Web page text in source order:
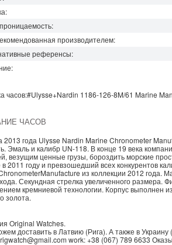
:
производителем:
референсы:
часов:#Ulysse+Nardin 1186-126-8M/61 Marine
ЧАСОВ
2013 года Ulysse Nardin Marine Chronometer
Эмаль и калибр UN-118. В конце 19 века
везущим ценные грузы, бороздить морские
в 2011 году и превзошедший всех конкурентов
из коллекции 2012
Секундная стрелка увеличенного размера.
кремниевой технологии. Корпус выполнен
золота.
Original Watches.
доставить в Латвию (Рига). А также вУкраину (
work:+38 (067) 789 6633